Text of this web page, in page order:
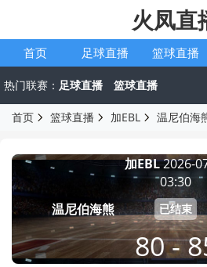
火凤直
首页 足球直播 篮球直播
热门联赛： 足球直播 篮球直播
首页 篮球直播 加EBL 温尼伯海
温尼伯海熊
加EBL2026-
03:30
已结束
80 -